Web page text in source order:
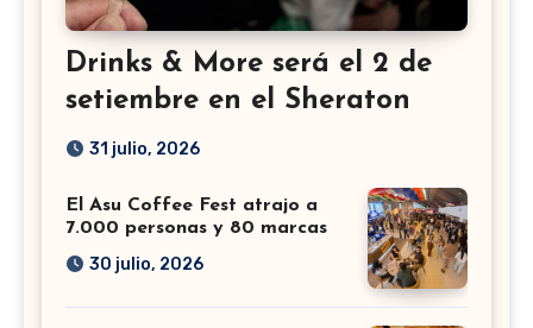
Drinks & More será el 2 de
setiembre en el Sheraton
31 julio, 2026
El Asu Coffee Fest atrajo a
7.000 personas y 80 marcas
30 julio, 2026